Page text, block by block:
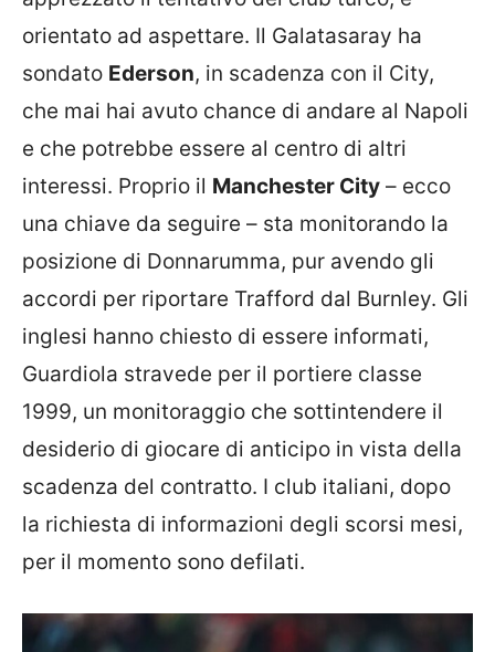
orientato ad aspettare. Il Galatasaray ha
sondato Ederson, in scadenza con il City,
che mai hai avuto chance di andare al Napoli
e che potrebbe essere al centro di altri
interessi. Proprio il Manchester City – ecco
una chiave da seguire – sta monitorando la
posizione di Donnarumma, pur avendo gli
accordi per riportare Trafford dal Burnley. Gli
inglesi hanno chiesto di essere informati,
Guardiola stravede per il portiere classe
1999, un monitoraggio che sottintendere il
desiderio di giocare di anticipo in vista della
scadenza del contratto. I club italiani, dopo
la richiesta di informazioni degli scorsi mesi,
per il momento sono defilati.